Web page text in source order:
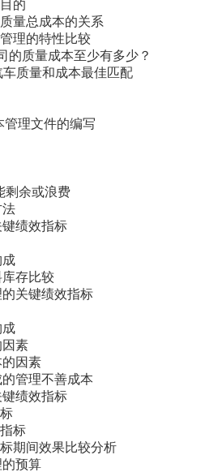
的
量总成本的关系
理的特性比较
的质量成本至少有多少？
质量和成本最佳匹配
管理文件的编写
剩余或浪费
法
绩效指标
成
存比较
关键绩效指标
成
素
因素
管理不善成本
绩效指标
标
期间效果比较分析
预算